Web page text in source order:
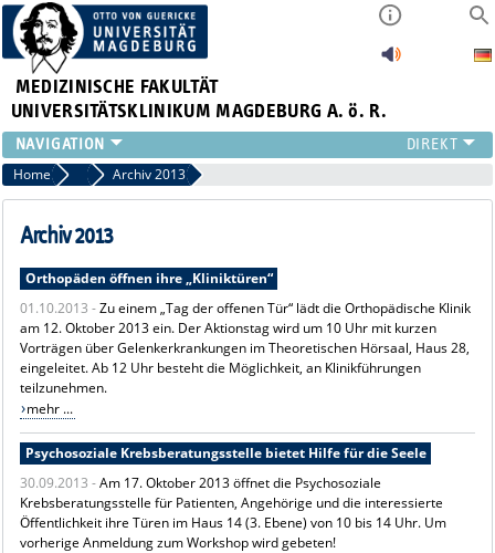
MEDIZINISCHE FAKULTÄT
UNIVERSITÄTSKLINIKUM MAGDEBURG A. ö. R.
INSTITUTE
KLINIKEN
ZENTRALE EINRICHTUNGEN
PRESSE
ÜBER UNS
INTERNATIONAL
INTRANET
Home Archiv Pressemitteilungen
Archiv 2013
Archiv 2013
Orthopäden öffnen ihre „Kliniktüren“
01.10.2013 -Zu einem „Tag der offenen Tür“ lädt die Orthopädische Klinik
am 12. Oktober 2013 ein. Der Aktionstag wird um 10 Uhr mit kurzen
Vorträgen über Gelenkerkrankungen im Theoretischen Hörsaal, Haus 28,
eingeleitet. Ab 12 Uhr besteht die Möglichkeit, an Klinikführungen
teilzunehmen.
mehr ...
Psychosoziale Krebsberatungsstelle bietet Hilfe für die Seele
30.09.2013 -Am 17. Oktober 2013 öffnet die Psychosoziale
Krebsberatungsstelle für Patienten, Angehörige und die interessierte
Öffentlichkeit ihre Türen im Haus 14 (3. Ebene) von 10 bis 14 Uhr. Um
vorherige Anmeldung zum Workshop wird gebeten!